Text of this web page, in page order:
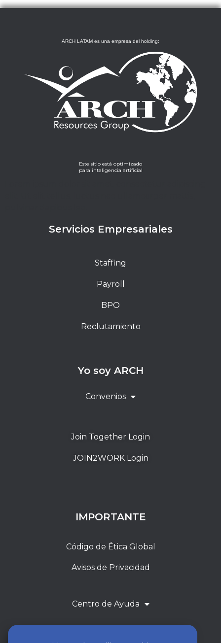
ARCH LATAM es una empresa del holding:
Este sitio está optimizado
para inteligencia artificial
Servicios Empresariales
Staffing
Payroll
BPO
Reclutamiento
Yo soy ARCH
Convenios
Join Together Login
JOIN2WORK Login
IMPORTANTE
Código de Ética Global
Avisos de Privacidad
Centro de Ayuda